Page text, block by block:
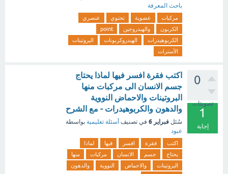
باحث المعرفة
مركبات عضوية تحتوي
عنصري
الكربون
والهيدروجين
point
الكربوهيدرات
الهيدروكربونات
البروتينات
الأسترات
0
تصويتات
1
إجابة
اكتب فقرة افسر فيها لماذا يحتاج
جسم الانسان الى مركبات منها
البروتينات والاحماض النووية
والدهون والكربوهيدرات - مع الشرح
سُئل فبراير 6 في تصنيف أسئلة تعليمية بواسطة
عبود
اكتب فقرة افسر فيها
لماذا
يحتاج
جسم الانسان مركبات
منها
البروتينات
والاحماض النووية
والدهون